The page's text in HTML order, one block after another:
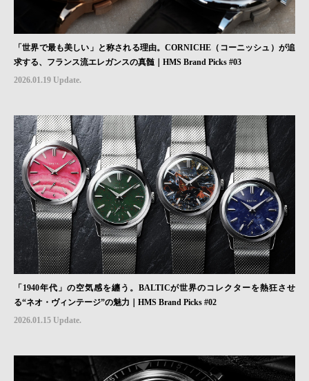
「世界で最も美しい」と称される理由。CORNICHE（コーニッシュ）が追
求する、フランス流エレガンスの真髄｜HMS Brand Picks #03
2026.01.19 Update.
「1940年代」の空気感を纏う。BALTICが世界のコレクターを熱狂させ
る“ネオ・ヴィンテージ”の魅力｜HMS Brand Picks #02
2026.01.15 Update.